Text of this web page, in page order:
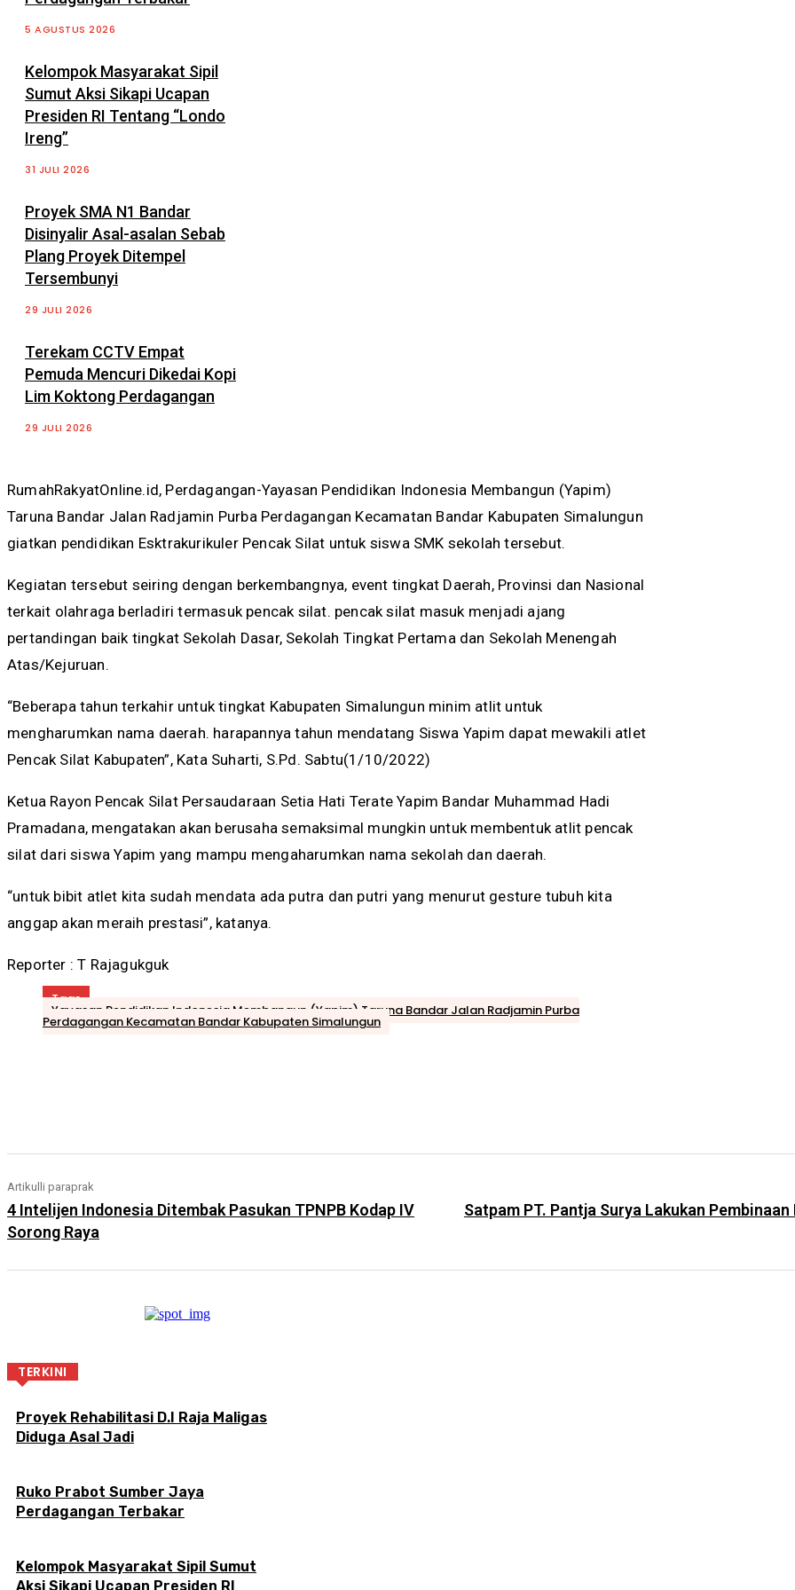
5 AGUSTUS 2026
Kelompok Masyarakat Sipil
Sumut Aksi Sikapi Ucapan
Presiden RI Tentang “Londo
Ireng”
31 JULI 2026
Proyek SMA N1 Bandar
Disinyalir Asal-asalan Sebab
Plang Proyek Ditempel
Tersembunyi
29 JULI 2026
Terekam CCTV Empat
Pemuda Mencuri Dikedai Kopi
Lim Koktong Perdagangan
29 JULI 2026
RumahRakyatOnline.id, Perdagangan-Yayasan Pendidikan Indonesia Membangun (Yapim)
Taruna Bandar Jalan Radjamin Purba Perdagangan Kecamatan Bandar Kabupaten Simalungun
giatkan pendidikan Esktrakurikuler Pencak Silat untuk siswa SMK sekolah tersebut.
Kegiatan tersebut seiring dengan berkembangnya, event tingkat Daerah, Provinsi dan Nasional
terkait olahraga berladiri termasuk pencak silat. pencak silat masuk menjadi ajang
pertandingan baik tingkat Sekolah Dasar, Sekolah Tingkat Pertama dan Sekolah Menengah
Atas/Kejuruan.
“Beberapa tahun terkahir untuk tingkat Kabupaten Simalungun minim atlit untuk
mengharumkan nama daerah. harapannya tahun mendatang Siswa Yapim dapat mewakili atlet
Pencak Silat Kabupaten”, Kata Suharti, S.Pd. Sabtu(1/10/2022)
Ketua Rayon Pencak Silat Persaudaraan Setia Hati Terate Yapim Bandar Muhammad Hadi
Pramadana, mengatakan akan berusaha semaksimal mungkin untuk membentuk atlit pencak
silat dari siswa Yapim yang mampu mengaharumkan nama sekolah dan daerah.
“untuk bibit atlet kita sudah mendata ada putra dan putri yang menurut gesture tubuh kita
anggap akan meraih prestasi”, katanya.
Reporter : T Rajagukguk
Tags
Yayasan Pendidikan Indonesia Membangun (Yapim) Taruna Bandar Jalan Radjamin Purba
Perdagangan Kecamatan Bandar Kabupaten Simalungun
Artikulli paraprak
4 Intelijen Indonesia Ditembak Pasukan TPNPB Kodap IV
Sorong Raya
Satpam PT. Pantja Surya Lakukan
TERKINI
Proyek Rehabilitasi D.I Raja Maligas
Diduga Asal Jadi
Ruko Prabot Sumber Jaya
Perdagangan Terbakar
Kelompok Masyarakat Sipil Sumut
Aksi Sikapi Ucapan Presiden RI